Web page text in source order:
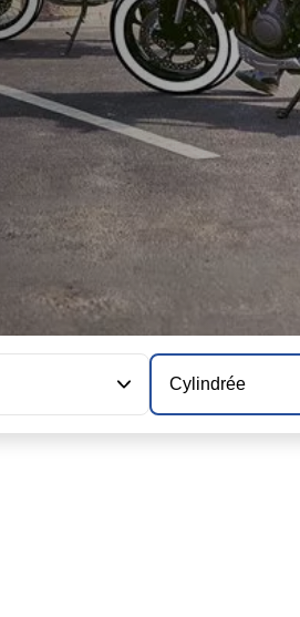
Cylindrée